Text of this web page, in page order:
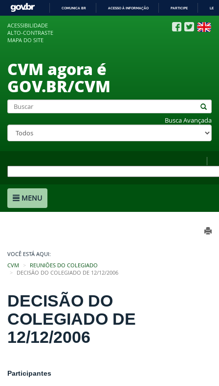
COMUNICA BR ACESSO À INFORMAÇÃO PARTICIPE
ACESSIBILIDADE
ALTO-CONTRASTE
MAPA DO SITE
CVM agora é
GOV.BR/CVM
Busca Avançada
MENU
VOCÊ ESTÁ AQUI:
CVM
REUNIÕES DO COLEGIADO
DECISÃO DO COLEGIADO DE 12/12/2006
DECISÃO DO
COLEGIADO DE
12/12/2006
Participantes